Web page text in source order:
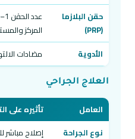
حقن البلازما
(PRP)
المركز
الأدوية
مضادات
العلاج الجراحي
العامل
تأثيره على
نوع الجراحة
إصلاح مباشر